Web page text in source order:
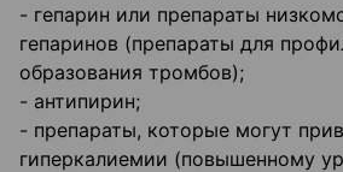
- гепарин или препараты
гепаринов (препараты для
образования тромбов);
- антипирин;
- препараты, которые могут
гиперкалиемии (повышенному